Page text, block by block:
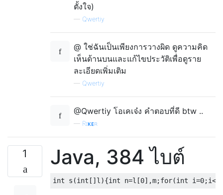
ตั้งใจ)
— Qwertiy
@ ใช่ฉันเป็นเพียงการวางผิด ดูความคิด
เห็นด้านบนและแก้ไขประวัติเพื่อดูราย
ละเอียดเพิ่มเติม
— Qwertiy
@Qwertiy โอเคเจ๋ง คำตอบที่ดี btw ..
— Rɪᴋᴇʀ
1 Java, 384 ไบต์
int s (int [] l ){int n=l [0],m;for(int i=0;i<